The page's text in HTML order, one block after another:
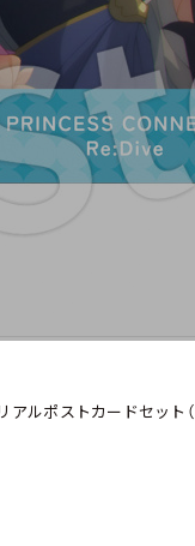
アルポストカードセット